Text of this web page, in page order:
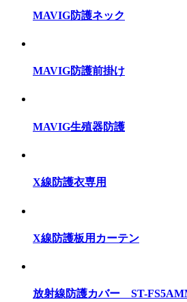
MAVIG防護ネック
MAVIG防護前掛け
MAVIG生殖器防護
X線防護衣専用
X線防護板用カーテン
放射線防護カバー ST-